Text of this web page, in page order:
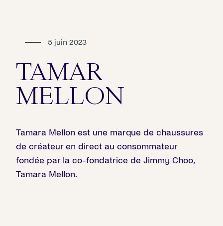
5 juin 2023
TAMAR
MELLON
Tamara Mellon est une marque de chaussures
de créateur en direct au consommateur
fondée par la co-fondatrice de Jimmy Choo,
Tamara Mellon.